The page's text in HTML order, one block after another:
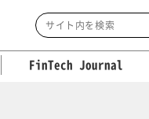
FinTech Journal